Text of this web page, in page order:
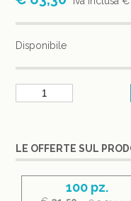
Disponibile
LE OFFERTE SUL
100 pz.